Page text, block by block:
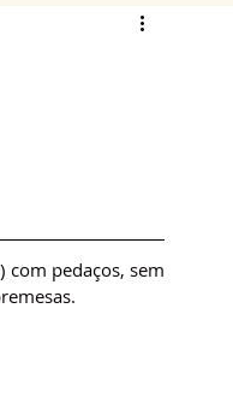
com pedaços, sem